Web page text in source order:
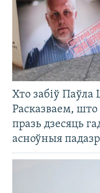
Хто забіў Паўла
Расказваем, што
празь дзесяць
асноўныя